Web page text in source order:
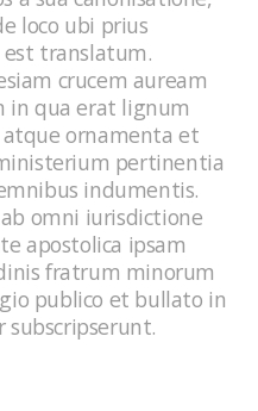
loco ubi prius
translatum.
crucem auream
in qua erat lignum
atque ornamenta et
pertinentia
indumentis.
omni iurisdictione
apostolica ipsam
fratrum minorum
publico et bullato in